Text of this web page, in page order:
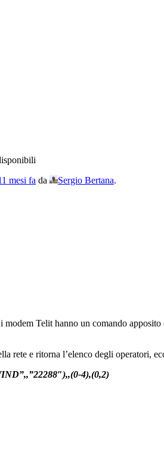
mesi fa da Sergio Bertana.
Telit hanno un comando
rete e ritorna l’elenco degli operatori,
4),(0,2)